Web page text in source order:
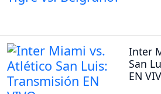
Inter
San
EN